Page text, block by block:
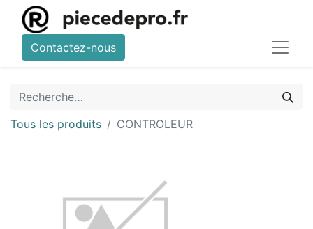
Contactez-nous
Tous les produits CONTROLEUR